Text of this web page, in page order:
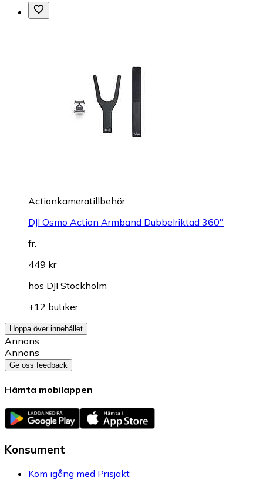
Actionkameratillbehör
DJI Osmo Action Armband Dubbelriktad 360°
fr.
449 kr
hos DJI Stockholm
+12 butiker
Hoppa över innehållet
Annons
Annons
Ge oss feedback
Hämta mobilappen
Konsument
Kom igång med Prisjakt